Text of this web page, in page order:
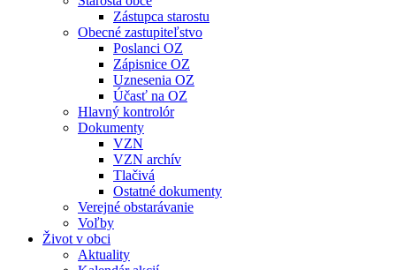
Zástupca starostu
Obecné zastupiteľstvo
Poslanci OZ
Zápisnice OZ
Uznesenia OZ
Účasť na OZ
Hlavný kontrolór
Dokumenty
VZN
VZN archív
Tlačivá
Ostatné dokumenty
Verejné obstarávanie
Voľby
Život v obci
Aktuality